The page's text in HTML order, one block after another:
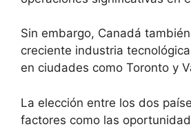
Sin embargo, Canadá
creciente industria
en ciudades como Toronto y
La elección entre los dos
factores como las